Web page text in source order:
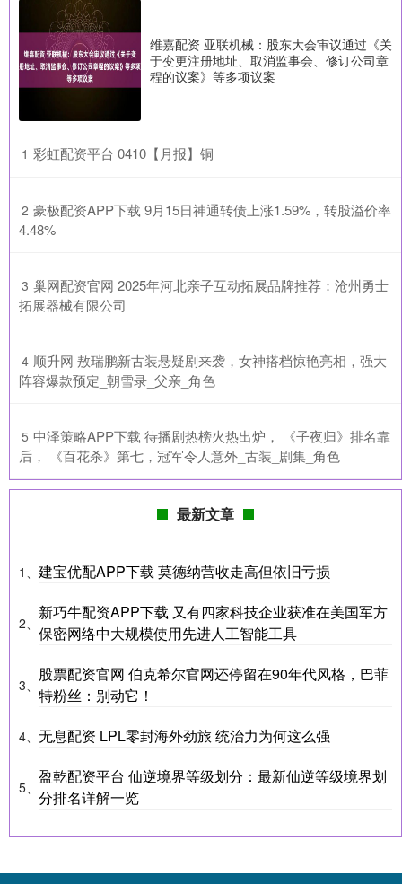
维嘉配资 亚联机械：股东大会审议通过《关
于变更注册地址、取消监事会、修订公司章
程的议案》等多项议案
1 ​彩虹配资平台 0410【月报】铜
2 ​豪极配资APP下载 9月15日神通转债上涨1.59%，转股溢价率
4.48%
3 ​巢网配资官网 2025年河北亲子互动拓展品牌推荐：沧州勇士
拓展器械有限公司
4 ​顺升网 敖瑞鹏新古装悬疑剧来袭，女神搭档惊艳亮相，强大
阵容爆款预定_朝雪录_父亲_角色
5 ​中泽策略APP下载 待播剧热榜火热出炉， 《子夜归》排名靠
后， 《百花杀》第七，冠军令人意外_古装_剧集_角色
最新文章
1、 建宝优配APP下载 莫德纳营收走高但依旧亏损
2、
新巧牛配资APP下载 又有四家科技企业获准在美国军方
保密网络中大规模使用先进人工智能工具
3、
股票配资官网 伯克希尔官网还停留在90年代风格，巴菲
特粉丝：别动它！
4、 无息配资 LPL零封海外劲旅 统治力为何这么强
5、
盈乾配资平台 仙逆境界等级划分：最新仙逆等级境界划
分排名详解一览